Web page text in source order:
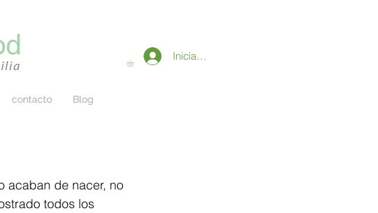
contacto Blog
Iniciar sesión
acaban de nacer, no
todos los